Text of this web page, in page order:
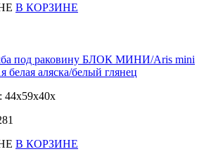
В КОРЗИНЕ
под раковину БЛОК МИНИ/Aris mini
белая аляска/белый глянец
В КОРЗИНЕ